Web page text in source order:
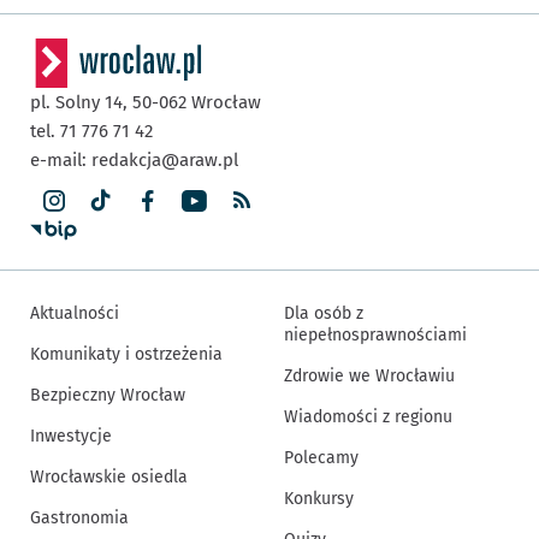
pl. Solny 14, 50-062 Wrocław
tel. 71 776 71 42
e-mail: redakcja@araw.pl
Aktualności
Komunikaty i ostrzeżenia
Bezpieczny Wrocław
Inwestycje
Wrocławskie osiedla
Gastronomia
Dla osób z
niepełnosprawnościami
Zdrowie we Wrocławiu
Wiadomości z regionu
Polecamy
Konkursy